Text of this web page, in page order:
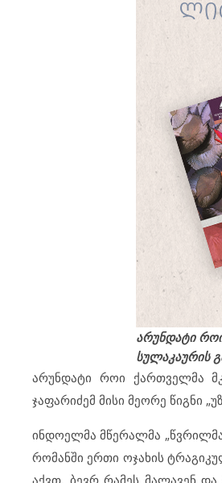
არუნდატი
სულაკაურის
არუნდატი როი ქართველმა
ჯაფარიძემ მისი მეორე წიგნი
ინდოელმა მწერალმა
რომანში ერთი ოჯახის
აქვთ, ბევრ რამეს მალავენ და